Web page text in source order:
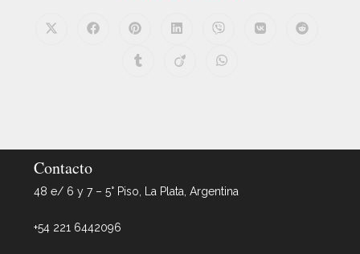
Contacto
48 e/ 6 y 7 – 5° Piso, La Plata, Argentina
+54 221 6442096